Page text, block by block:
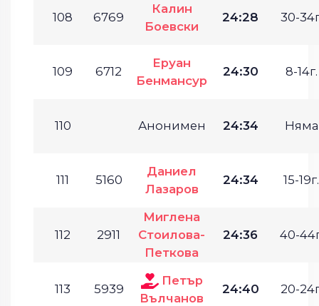
108 6769
Калин
Боевски
24:28 30-
109 6712
Еруан
Бенмансур
24:30 8-14г.
110 Анонимен 24:34 Няма
111 5160
Даниел
Лазаров
24:34 15-19г.
112 2911
Миглена
Стоилова-
Петкова
24:36 40-
113 5939
Петър
Вълчанов
24:40 20-